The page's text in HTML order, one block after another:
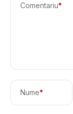
Comentariu*
Nume*